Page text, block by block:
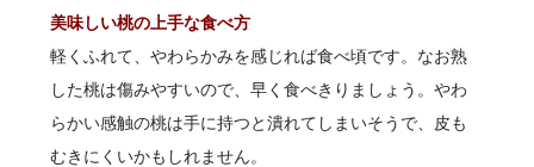
美味しい桃の上手な食べ方
軽くふれて、やわらかみを感じれば食べ頃です。なお熟
した桃は傷みやすいので、早く食べきりましょう。やわ
らかい感触の桃は手に持つと潰れてしまいそうで、皮も
むきにくいかもしれません。